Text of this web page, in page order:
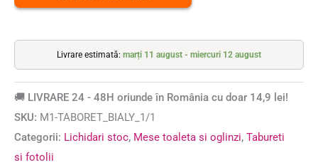
Livrare estimată: marți 11 august - miercuri 12 august
🚚 LIVRARE 24 - 48H oriunde în România cu doar 14,9 lei!
SKU: M1-TABORET_BIALY_1/1
Categorii: Lichidari stoc, Mese toaleta si oglinzi, Tabureti
si fotolii